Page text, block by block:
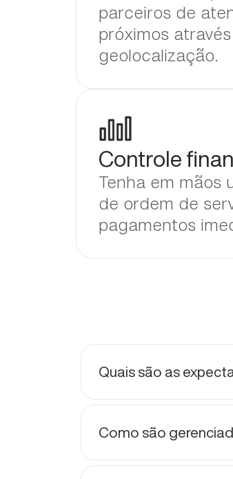
parceiros de
próximos
geolocalização.
Controle
Tenha em mãos
de ordem de
pagamentos
Quais são as
Como são